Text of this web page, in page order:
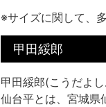
※サイズに関して、
甲田綏郎
甲田綏郎(こうだよ
仙台平とは、宮城県